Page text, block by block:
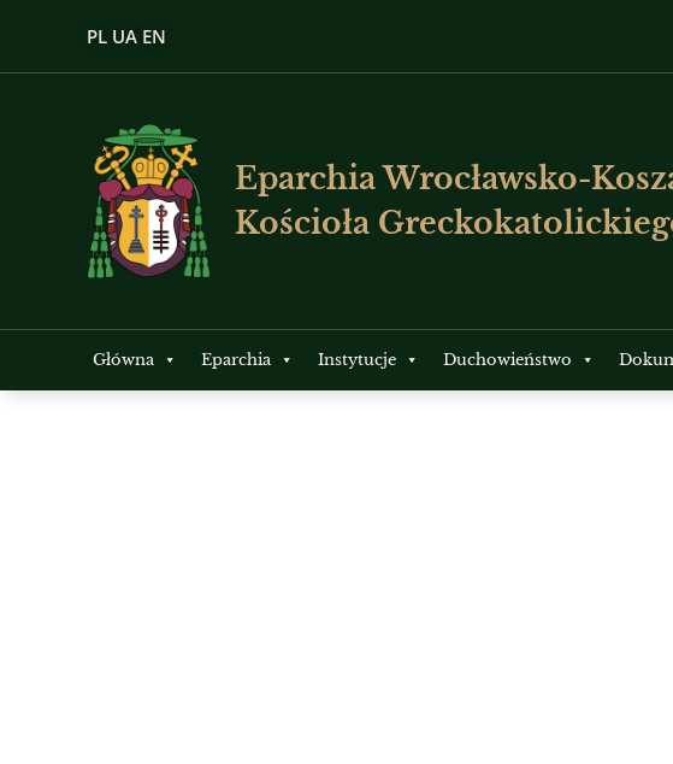
PL UA EN
Eparchia Wrocławsko-
Kościoła
Główna Eparchia Instytucje Duchowieństwo